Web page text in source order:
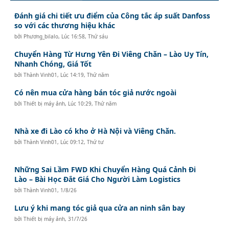
Đánh giá chi tiết ưu điểm của Công tắc áp suất Danfoss
so với các thương hiệu khác
bởi Phương_bilalo, Lúc 16:58, Thứ sáu
Chuyển Hàng Từ Hưng Yên Đi Viêng Chăn – Lào Uy Tín,
Nhanh Chóng, Giá Tốt
bởiThành Vinh01 , Lúc 14:19, Thứ năm
Có nên mua cửa hàng bán tóc giả nước ngoài
bởiThiết bị máy ảnh, Lúc 10:29, Thứ năm
Nhà xe đi Lào có kho ở Hà Nội và Viêng Chăn.
bởiThành Vinh01 , Lúc 09:12, Thứ tư
Những Sai Lầm FWD Khi Chuyển Hàng Quá Cảnh Đi
Lào – Bài Học Đắt Giá Cho Người Làm Logistics
bởiThành Vinh01 , 1/8/26
Lưu ý khi mang tóc giả qua cửa an ninh sân bay
bởiThiết bị máy ảnh,31/7/26